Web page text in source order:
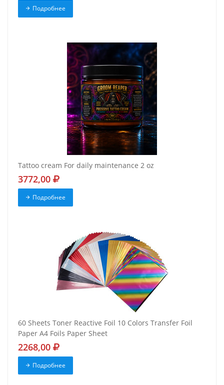
Подробнее
Tattoo cream For daily maintenance 2 oz
3772,00
Подробнее
60 Sheets Toner Reactive Foil 10 Colors Transfer Foil
Paper A4 Foils Paper Sheet
2268,00
Подробнее